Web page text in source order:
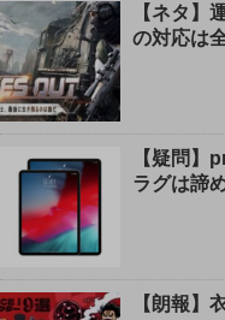
【ネタ】
の対応は
【疑問】
ラグは諦
【朗報】